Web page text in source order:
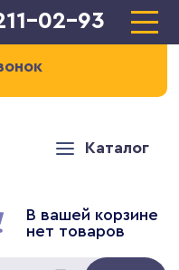
02-93
Каталог
В вашей корзине
нет товаров